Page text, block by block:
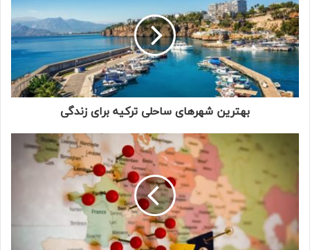
بهترین شهرهای ساحلی ترکیه برای زندگی